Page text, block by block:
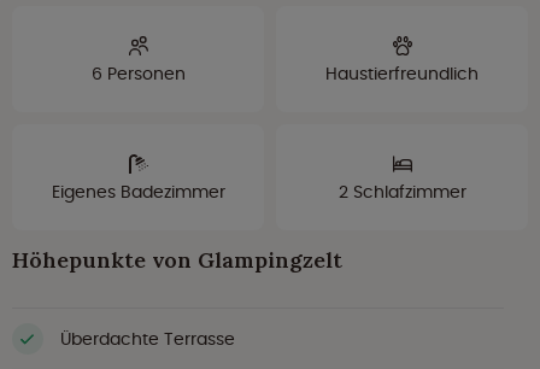
6 Personen Haustierfreundlich
Eigenes Badezimmer 2 Schlafzimmer
Höhepunkte von Glampingzelt
Überdachte Terrasse